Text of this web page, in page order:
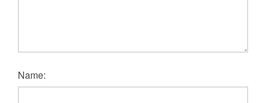
Name: